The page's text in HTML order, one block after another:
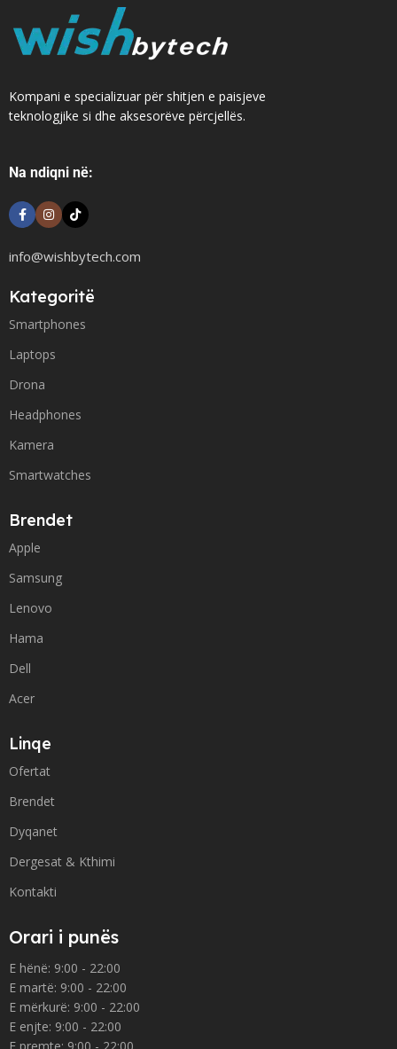
Kompani e specializuar për shitjen e paisjeve
teknologjike si dhe aksesorëve përcjellës.
Na ndiqni në:
info@wishbytech.com
Kategoritë
Smartphones
Laptops
Drona
Headphones
Kamera
Smartwatches
Brendet
Apple
Samsung
Lenovo
Hama
Dell
Acer
Linqe
Ofertat
Brendet
Dyqanet
Dergesat & Kthimi
Kontakti
Orari i punës
E hënë: 9:00 - 22:00
E martë: 9:00 - 22:00
E mërkurë: 9:00 - 22:00
E enjte: 9:00 - 22:00